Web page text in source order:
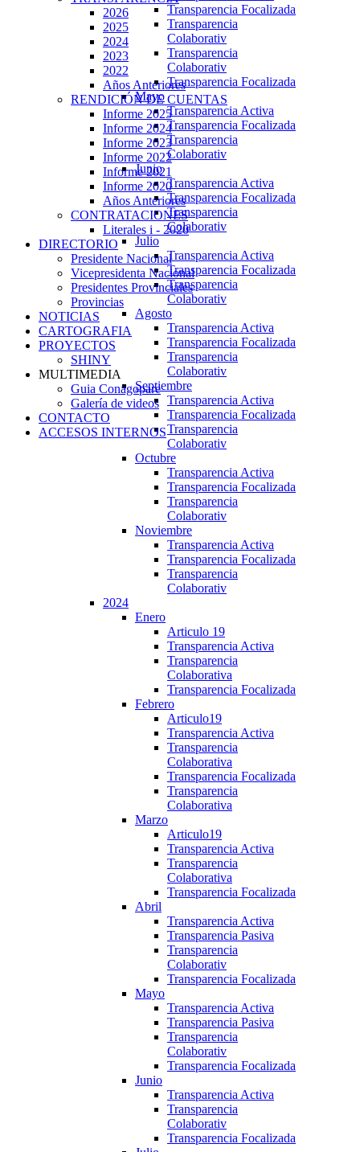
Transparencia Focalizada
Transparencia
Colaborativ
Transparencia
Colaborativ
Transparencia Focalizada
Mayo
Transparencia Activa
Transparencia Focalizada
Transparencia
Colaborativ
Junio
Transparencia Activa
Transparencia Focalizada
Transparencia
Colaborativ
Julio
Transparencia Activa
Transparencia Focalizada
Transparencia
Colaborativ
Agosto
Transparencia Activa
Transparencia Focalizada
Transparencia
Colaborativ
Septiembre
Transparencia Activa
Transparencia Focalizada
Transparencia
Colaborativ
Octubre
Transparencia Activa
Transparencia Focalizada
Transparencia
Colaborativ
Noviembre
Transparencia Activa
Transparencia Focalizada
Transparencia
Colaborativ
2024
Enero
Articulo 19
Transparencia Activa
Transparencia
Colaborativa
Transparencia Focalizada
Febrero
Articulo19
Transparencia Activa
Transparencia
Colaborativa
Transparencia Focalizada
Transparencia
Colaborativa
Marzo
Articulo19
Transparencia Activa
Transparencia
Colaborativa
Transparencia Focalizada
Abril
Transparencia Activa
Transparencia Pasiva
Transparencia
Colaborativ
Transparencia Focalizada
Mayo
Transparencia Activa
Transparencia Pasiva
Transparencia
Colaborativ
Transparencia Focalizada
Junio
Transparencia Activa
Transparencia
Colaborativ
Transparencia Focalizada
2026
2025
2024
2023
2022
Años Anteriores
RENDICIÓN DE CUENTAS
Informe 2025
Informe 2024
Informe 2023
Informe 2022
Informe 2021
Informe 2020
Años Anteriores
CONTRATACIONES
Literales i - 2020
DIRECTORIO
Presidente Nacional
Vicepresidenta Nacional
Presidentes Provinciales
Provincias
NOTICIAS
CARTOGRAFIA
PROYECTOS
SHINY
MULTIMEDIA
Guia Conagopare
Galería de videos
CONTACTO
ACCESOS INTERNOS